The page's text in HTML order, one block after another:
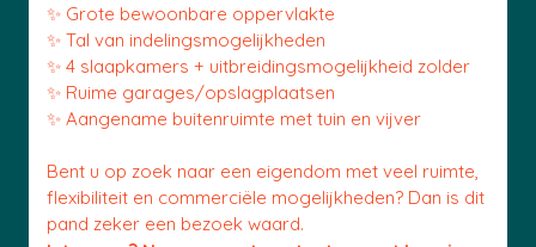
✨ Grote bewoonbare oppervlakte
✨ Tal van indelingsmogelijkheden
✨ 4 slaapkamers + uitbreidingsmogelijkheid zolder
✨ Ruime garages/opslagplaatsen
✨ Aangename buitenruimte met tuin en vijver
Bent u op zoek naar een eigendom met veel ruimte,
flexibiliteit en commerciële mogelijkheden? Dan is dit
pand zeker een bezoek waard.